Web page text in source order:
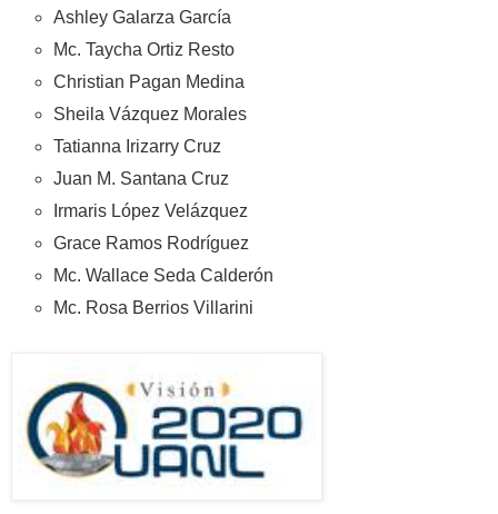
Ashley Galarza García
Mc. Taycha Ortiz Resto
Christian Pagan Medina
Sheila Vázquez Morales
Tatianna Irizarry Cruz
Juan M. Santana Cruz
Irmaris López Velázquez
Grace Ramos Rodríguez
Mc. Wallace Seda Calderón
Mc. Rosa Berrios Villarini